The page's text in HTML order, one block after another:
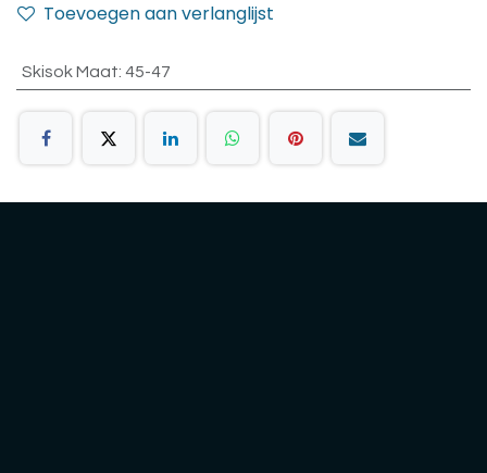
Toevoegen aan verlanglijst
Skisok Maat: 45-47